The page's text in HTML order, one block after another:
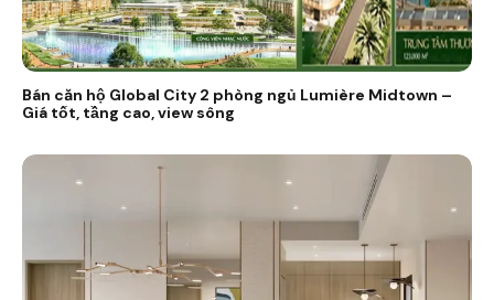
Bán căn hộ Global City 2 phòng ngủ Lumière Midtown –
Giá tốt, tầng cao, view sông